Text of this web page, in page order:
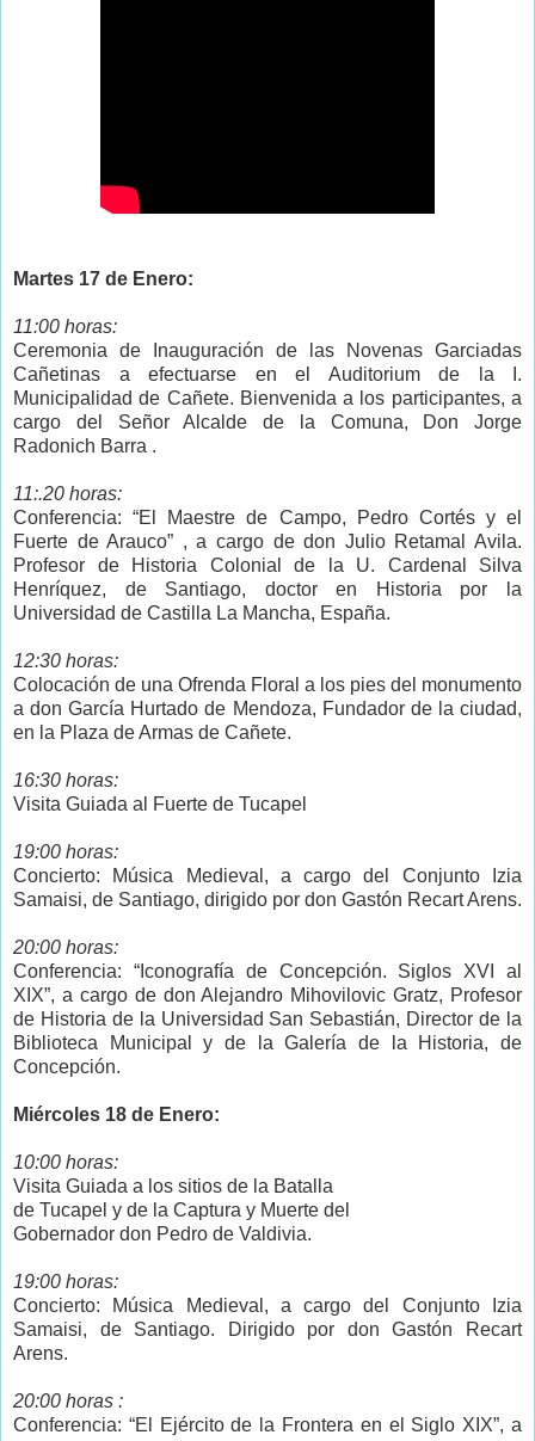
Martes 17 de Enero:
11:00 horas:
Ceremonia de Inauguración de las Novenas Garciadas
Cañetinas a efectuarse en el Auditorium de la I.
Municipalidad de Cañete. Bienvenida a los participantes, a
cargo del Señor Alcalde de la Comuna, Don Jorge
Radonich Barra .
11:.20 horas:
Conferencia: “El Maestre de Campo, Pedro Cortés y el
Fuerte de Arauco” , a cargo de don Julio Retamal Avila.
Profesor de Historia Colonial de la U. Cardenal Silva
Henríquez, de Santiago, doctor en Historia por la
Universidad de Castilla La Mancha, España.
12:30 horas:
Colocación de una Ofrenda Floral a los pies del monumento
a don García Hurtado de Mendoza, Fundador de la ciudad,
en la Plaza de Armas de Cañete.
16:30 horas:
Visita Guiada al Fuerte de Tucapel
19:00 horas:
Concierto: Música Medieval, a cargo del Conjunto Izia
Samaisi, de Santiago, dirigido por don Gastón Recart Arens.
20:00 horas:
Conferencia: “Iconografía de Concepción. Siglos XVI al
XIX”, a cargo de don Alejandro Mihovilovic Gratz, Profesor
de Historia de la Universidad San Sebastián, Director de la
Biblioteca Municipal y de la Galería de la Historia, de
Concepción.
Miércoles 18 de Enero:
10:00 horas:
Visita Guiada a los sitios de la Batalla
de Tucapel y de la Captura y Muerte del
Gobernador don Pedro de Valdivia.
19:00 horas:
Concierto: Música Medieval, a cargo del Conjunto Izia
Samaisi, de Santiago. Dirigido por don Gastón Recart
Arens.
20:00 horas :
Conferencia: “El Ejército de la Frontera en el Siglo XIX”, a